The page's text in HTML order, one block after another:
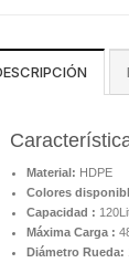
Material: HDPE
Colores
Capacidad :
Máxima Carga :
Diámetro Rueda: